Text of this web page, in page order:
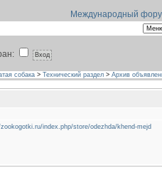
Международный
собака > Технический раздел > Архив
index.php/store/odezhda/khend-mejd